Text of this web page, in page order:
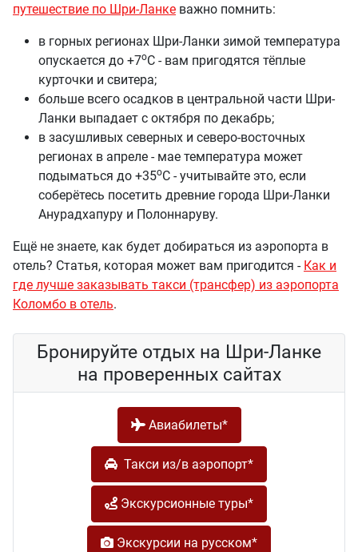
путешествие по Шри-Ланке важно помнить:
в горных регионах Шри-Ланки зимой температура
опускается до +7оС - вам пригодятся тёплые
курточки и свитера;
больше всего осадков в центральной части Шри-
Ланки выпадает с октября по декабрь;
в засушливых северных и северо-восточных
регионах в апреле - мае температура может
подыматься до +35оС - учитывайте это, если
соберётесь посетить древние города Шри-Ланки
Анурадхапуру и Полоннаруву.
Ещё не знаете, как будет добираться из аэропорта в
отель? Статья, которая может вам пригодится - Как и
где лучше заказывать такси (трансфер) из аэропорта
Коломбо в отель.
Бронируйте отдых на Шри-Ланке
на проверенных сайтах
Авиабилеты*
Такси из/в аэропорт*
Экскурсионные туры*
Экскурсии на русском*